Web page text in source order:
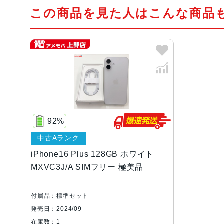
この商品を見た人はこんな商品
iPhone16 Plus 128GB ホワイト
MXVC3J/A SIMフリー 極美品
92%
中古Aランク
付属品：標準セット
発売日：2024/09
在庫数：1